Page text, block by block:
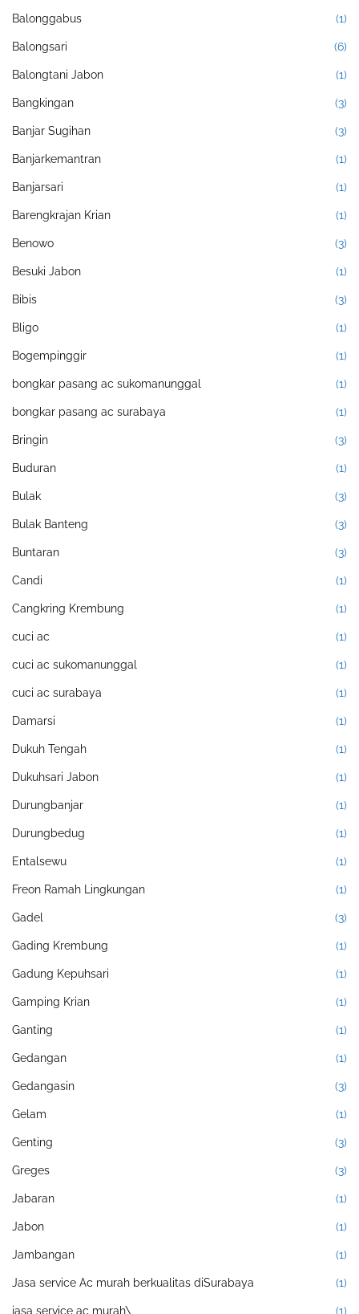
Balonggabus (1)
Balongsari (6)
Balongtani Jabon (1)
Bangkingan (3)
Banjar Sugihan (3)
Banjarkemantran (1)
Banjarsari (1)
Barengkrajan Krian (1)
Benowo (3)
Besuki Jabon (1)
Bibis (3)
Bligo (1)
Bogempinggir (1)
bongkar pasang ac sukomanunggal (1)
bongkar pasang ac surabaya (1)
Bringin (3)
Buduran (1)
Bulak (3)
Bulak Banteng (3)
Buntaran (3)
Candi (1)
Cangkring Krembung (1)
cuci ac (1)
cuci ac sukomanunggal (1)
cuci ac surabaya (1)
Damarsi (1)
Dukuh Tengah (1)
Dukuhsari Jabon (1)
Durungbanjar (1)
Durungbedug (1)
Entalsewu (1)
Freon Ramah Lingkungan (1)
Gadel (3)
Gading Krembung (1)
Gadung Kepuhsari (1)
Gamping Krian (1)
Ganting (1)
Gedangan (1)
Gedangasin (3)
Gelam (1)
Genting (3)
Greges (3)
Jabaran (1)
Jabon (1)
Jambangan (1)
Jasa service Ac murah berkualitas diSurabaya (1)
jasa service ac murah\ (1)